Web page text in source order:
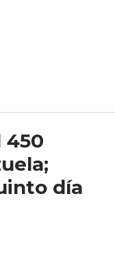
450
día